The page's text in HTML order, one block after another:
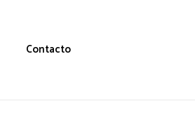
Contacto